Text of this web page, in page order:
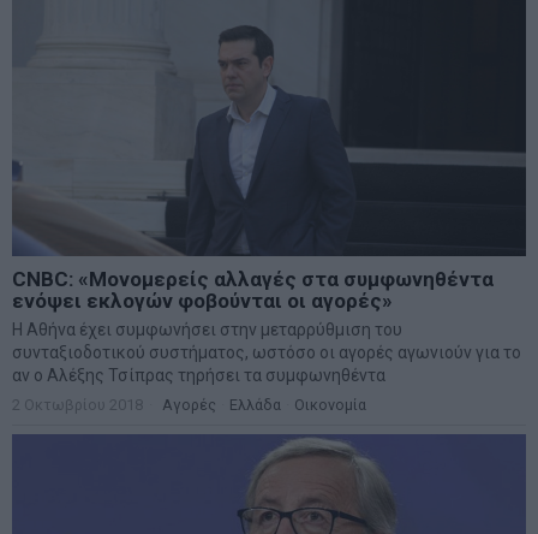
CNBC: «Μονομερείς αλλαγές στα συμφωνηθέντα
ενόψει εκλογών φοβούνται οι αγορές»
Η Αθήνα έχει συμφωνήσει στην μεταρρύθμιση του
συνταξιοδοτικού συστήματος, ωστόσο οι αγορές αγωνιούν για το
αν ο Αλέξης Τσίπρας τηρήσει τα συμφωνηθέντα
2 Οκτωβρίου 2018 Αγορές Ελλάδα Οικονομία